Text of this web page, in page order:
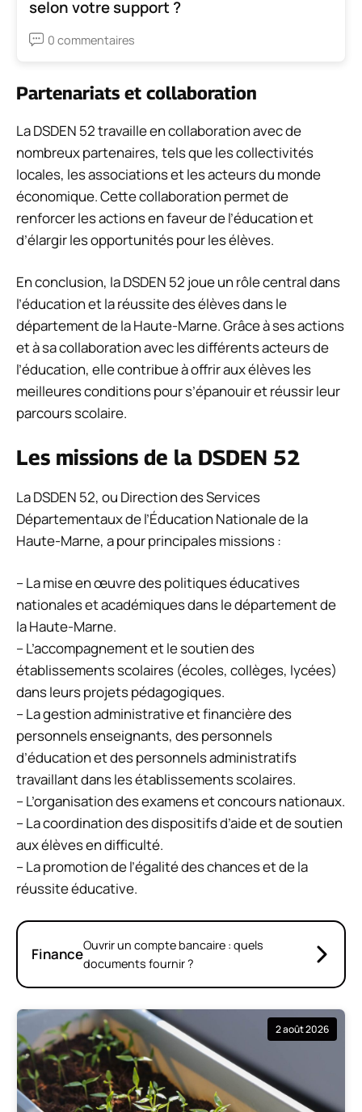
selon votre support ?
0 commentaires
Partenariats et collaboration
La DSDEN 52 travaille en collaboration avec de
nombreux partenaires, tels que les collectivités
locales, les associations et les acteurs du monde
économique. Cette collaboration permet de
renforcer les actions en faveur de l’éducation et
d’élargir les opportunités pour les élèves.
En conclusion, la DSDEN 52 joue un rôle central dans
l’éducation et la réussite des élèves dans le
département de la Haute-Marne. Grâce à ses actions
et à sa collaboration avec les différents acteurs de
l’éducation, elle contribue à offrir aux élèves les
meilleures conditions pour s’épanouir et réussir leur
parcours scolaire.
Les missions de la DSDEN 52
La DSDEN 52, ou Direction des Services
Départementaux de l’Éducation Nationale de la
Haute-Marne, a pour principales missions :
– La mise en œuvre des politiques éducatives
nationales et académiques dans le département de
la Haute-Marne.
– L’accompagnement et le soutien des
établissements scolaires (écoles, collèges, lycées)
dans leurs projets pédagogiques.
– La gestion administrative et financière des
personnels enseignants, des personnels
d’éducation et des personnels administratifs
travaillant dans les établissements scolaires.
– L’organisation des examens et concours nationaux.
– La coordination des dispositifs d’aide et de soutien
aux élèves en difficulté.
– La promotion de l’égalité des chances et de la
réussite éducative.
FinanceOuvrir un compte bancaire : quels
documents fournir ?
2 août 2026